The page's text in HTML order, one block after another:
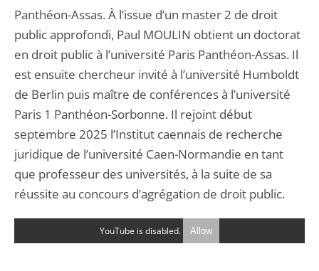
Panthéon-Assas. À l’issue d’un master 2 de droit
public approfondi, Paul MOULIN obtient un doctorat
en droit public à l’université Paris Panthéon-Assas. Il
est ensuite chercheur invité à l’université Humboldt
de Berlin puis maître de conférences à l’université
Paris 1 Panthéon-Sorbonne. Il rejoint début
septembre 2025 l’Institut caennais de recherche
juridique de l’université Caen-Normandie en tant
que professeur des universités, à la suite de sa
réussite au concours d’agrégation de droit public.
YouTube is disabled. Allow